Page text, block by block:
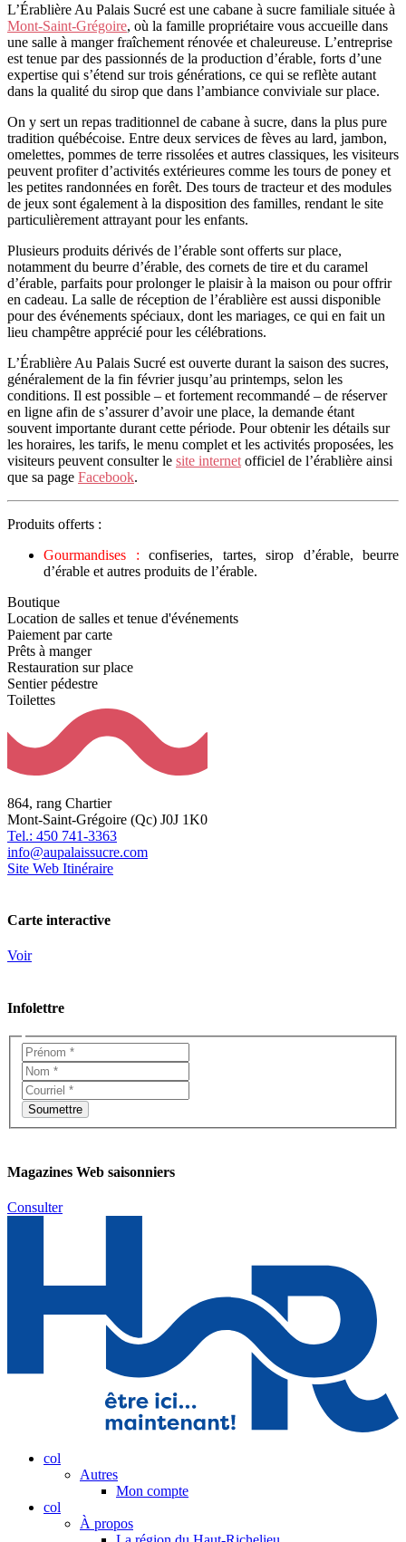
L’Érablière Au Palais Sucré est une cabane à sucre familiale située à
Mont-Saint-Grégoire, où la famille propriétaire vous accueille dans
une salle à manger fraîchement rénovée et chaleureuse. L’entreprise
est tenue par des passionnés de la production d’érable, forts d’une
expertise qui s’étend sur trois générations, ce qui se reflète autant
dans la qualité du sirop que dans l’ambiance conviviale sur place.
On y sert un repas traditionnel de cabane à sucre, dans la plus pure
tradition québécoise. Entre deux services de fèves au lard, jambon,
omelettes, pommes de terre rissolées et autres classiques, les visiteurs
peuvent profiter d’activités extérieures comme les tours de poney et
les petites randonnées en forêt. Des tours de tracteur et des modules
de jeux sont également à la disposition des familles, rendant le site
particulièrement attrayant pour les enfants.
Plusieurs produits dérivés de l’érable sont offerts sur place,
notamment du beurre d’érable, des cornets de tire et du caramel
d’érable, parfaits pour prolonger le plaisir à la maison ou pour offrir
en cadeau. La salle de réception de l’érablière est aussi disponible
pour des événements spéciaux, dont les mariages, ce qui en fait un
lieu champêtre apprécié pour les célébrations.
L’Érablière Au Palais Sucré est ouverte durant la saison des sucres,
généralement de la fin février jusqu’au printemps, selon les
conditions. Il est possible – et fortement recommandé – de réserver
en ligne afin de s’assurer d’avoir une place, la demande étant
souvent importante durant cette période. Pour obtenir les détails sur
les horaires, les tarifs, le menu complet et les activités proposées, les
visiteurs peuvent consulter le site internet officiel de l’érablière ainsi
que sa page Facebook.
Produits offerts :
Gourmandises : confiseries, tartes, sirop d’érable, beurre
d’érable et autres produits de l’érable.
Boutique
Location de salles et tenue d'événements
Paiement par carte
Prêts à manger
Restauration sur place
Sentier pédestre
Toilettes
864, rang Chartier
Mont-Saint-Grégoire (Qc) J0J 1K0
Tel.: 450 741-3363
info@aupalaissucre.com
Site Web Itinéraire
Carte interactive
Voir
Infolettre
Magazines Web saisonniers
Consulter
col
Autres
Mon compte
col
À propos